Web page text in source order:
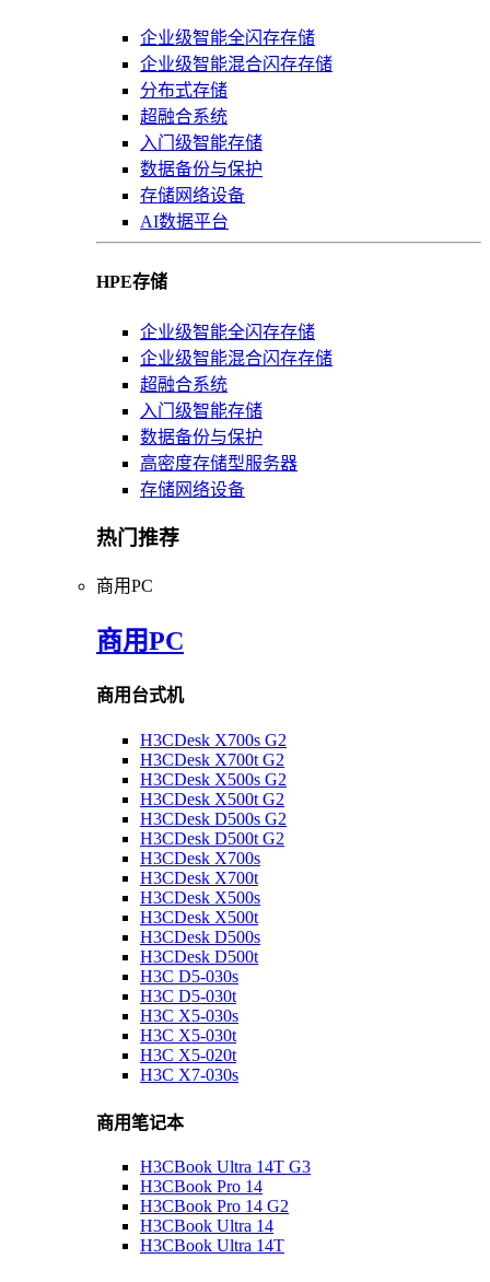
企业级智能全闪存存储
企业级智能混合闪存存储
分布式存储
超融合系统
入门级智能存储
数据备份与保护
存储网络设备
AI数据平台
HPE存储
企业级智能全闪存存储
企业级智能混合闪存存储
超融合系统
入门级智能存储
数据备份与保护
高密度存储型服务器
存储网络设备
热门推荐
商用PC
商用PC
商用台式机
H3CDesk X700s G2
H3CDesk X700t G2
H3CDesk X500s G2
H3CDesk X500t G2
H3CDesk D500s G2
H3CDesk D500t G2
H3CDesk X700s
H3CDesk X700t
H3CDesk X500s
H3CDesk X500t
H3CDesk D500s
H3CDesk D500t
H3C D5-030s
H3C D5-030t
H3C X5-030s
H3C X5-030t
H3C X5-020t
H3C X7-030s
商用笔记本
H3CBook Ultra 14T G3
H3CBook Pro 14
H3CBook Pro 14 G2
H3CBook Ultra 14
H3CBook Ultra 14T